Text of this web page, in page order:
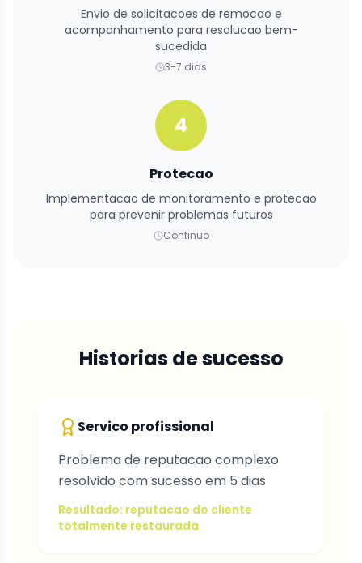
Envio de solicitacoes de remocao e
acompanhamento para resolucao bem-
sucedida
3-7 dias
4
Protecao
Implementacao de monitoramento e protecao
para prevenir problemas futuros
Continuo
Historias de sucesso
Servico profissional
Problema de reputacao complexo
resolvido com sucesso em 5 dias
Resultado: reputacao do cliente
totalmente restaurada